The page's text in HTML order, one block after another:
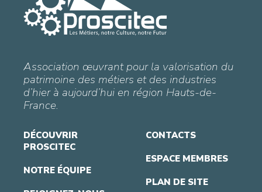
Association œuvrant pour la valorisation du
patrimoine des métiers et des industries
d’hier à aujourd’hui en région Hauts-de-
France.
DÉCOUVRIR
PROSCITEC
NOTRE ÉQUIPE
CONTACTS
ESPACE MEMBRES
PLAN DE SITE